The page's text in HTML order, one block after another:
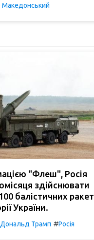
"Флеш", Росія
здійснювати
балістичних ракет
України.
Дональд Трамп #Росія